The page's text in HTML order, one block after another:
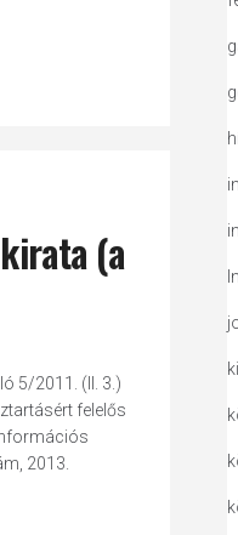
(a
5/2011. (II. 3.)
felelős
2013.